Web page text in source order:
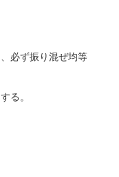
必ず振り混ぜ均等
る。